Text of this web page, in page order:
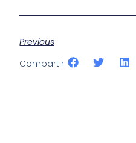
Previous
Compartir: